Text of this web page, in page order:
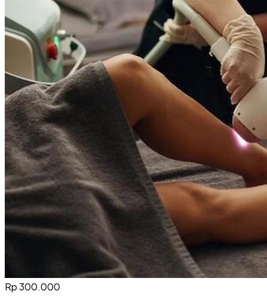
Rp 300.000